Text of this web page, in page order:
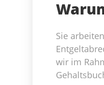
Sie
wir im